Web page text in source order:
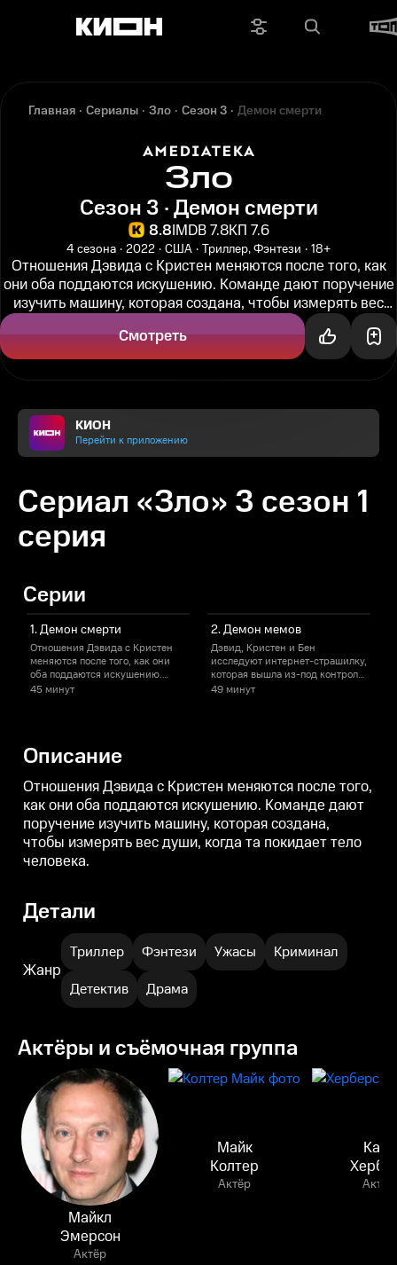
Главная Сериалы Зло Сезон 3 Демон смерти
Зло
Сезон 3 · Демон смерти
8.8IMDB 7.8КП 7.6
4 сезона 2022 США Триллер, Фэнтези 18+
Отношения Дэвида с Кристен меняются после того, как
они оба поддаются искушению. Команде дают поручение
изучить машину, которая создана, чтобы измерять вес
Смотреть
КИОН
Перейти к приложению
Сериал «Зло» 3 сезон 1
серия
Серии
1. Демон смерти
Отношения Дэвида с Кристен
меняются после того, как они
оба поддаются искушению.
Команде дают поручение
45 минут
2. Демон мемов
Дэвид, Кристен и Бен
исследуют интернет-страшилку,
которая вышла из-под контроля
- теперь подростки совершают
49 минут
Описание
Отношения Дэвида с Кристен меняются после того,
как они оба поддаются искушению. Команде дают
поручение изучить машину, которая создана,
чтобы измерять вес души, когда та покидает тело
человека.
Детали
Жанр
Триллер Фэнтези Ужасы
Криминал
Детектив
Драма
Актёры и съёмочная группа
Майкл
Эмерсон
Актёр
Майк
Колтер
Актёр
Катя
Актёр